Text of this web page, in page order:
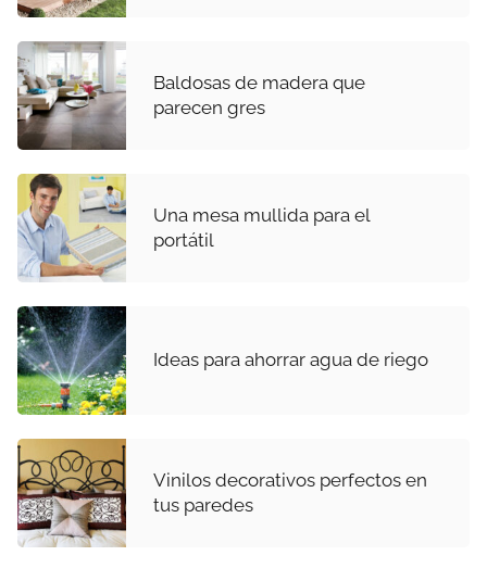
Baldosas de madera que
parecen gres
Una mesa mullida para el
portátil
Ideas para ahorrar agua de riego
Vinilos decorativos perfectos en
tus paredes